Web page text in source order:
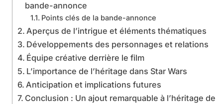
bande-annonce
Points clés de la bande-annonce
Aperçus de l’intrigue et éléments thématiques
Développements des personnages et relations
Équipe créative derrière le film
L’importance de l’héritage dans Star Wars
Anticipation et implications futures
Conclusion : Un ajout remarquable à l’héritage de